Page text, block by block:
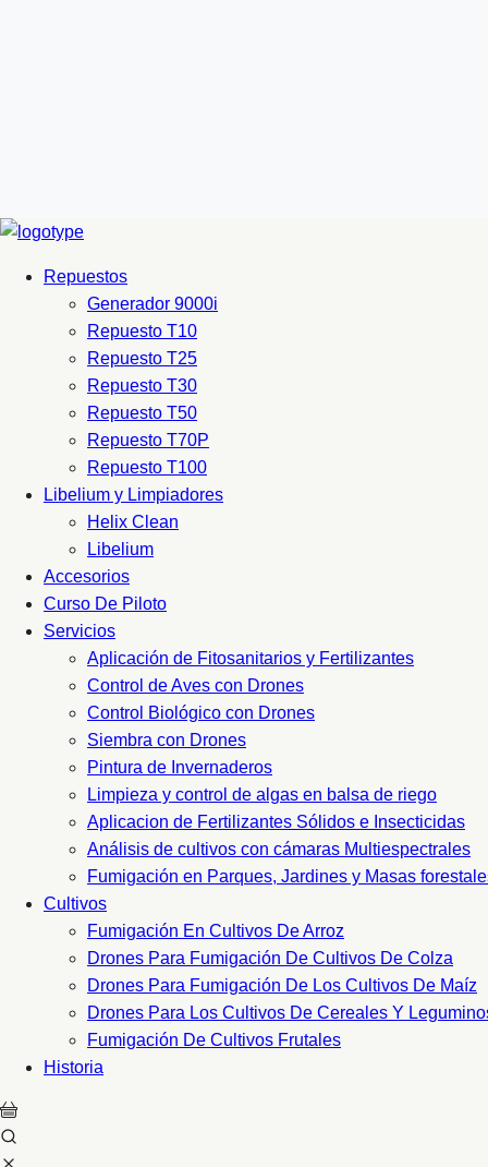
Repuestos
Generador 9000i
Repuesto T10
Repuesto T25
Repuesto T30
Repuesto T50
Repuesto T70P
Repuesto T100
Libelium y Limpiadores
Helix Clean
Libelium
Accesorios
Curso De Piloto
Servicios
Aplicación de Fitosanitarios y Fertilizantes
Control de Aves con Drones
Control Biológico con Drones
Siembra con Drones
Pintura de Invernaderos
Limpieza y control de algas en balsa de riego
Aplicacion de Fertilizantes Sólidos e Insecticidas
Análisis de cultivos con cámaras Multiespectrales
Fumigación en Parques, Jardines y Masas
Cultivos
Fumigación En Cultivos De Arroz
Drones Para Fumigación De Cultivos De Colza
Drones Para Fumigación De Los Cultivos De Maíz
Drones Para Los Cultivos De Cereales Y
Fumigación De Cultivos Frutales
Historia